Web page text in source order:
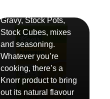
Gravy, Stock Pots,
Stock Cubes, mixes
and seasoning.
Whatever you’re
cooking, there’s a
Knorr product to bring
out its natural flavour
Sauzen